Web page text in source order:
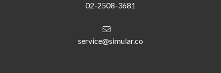
02-2508-3681
service@simular.co